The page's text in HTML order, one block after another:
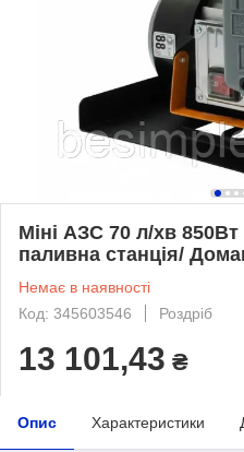
Міні АЗС 70 л/хв
паливна станція/
Немає в наявності
Код: 345603546
Роздріб
13 101,43 ₴
Опис Характеристики